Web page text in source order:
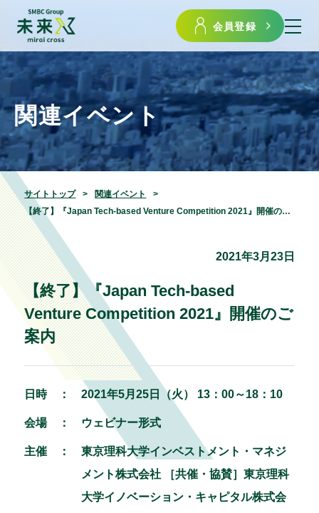
会員登録
関連イベント
サイトトップ
関連イベント
【終了】『Japan Tech-based Venture Competition 2021』開催のご案内
2021年3月23日
【終了】『Japan Tech-based
Venture Competition 2021』開催のご
案内
日時 ： 2021年5月25日（火） 13：00～18：10
会場 ： ウェビナー形式
主催 ：
東京理科大学インベストメント・マネジ
メント株式会社 ［共催・協賛］東京理科
大学イノベーション・キャピタル株式会